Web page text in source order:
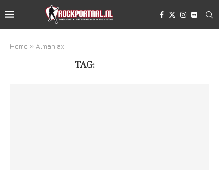
Home » Almaniax
TAG: